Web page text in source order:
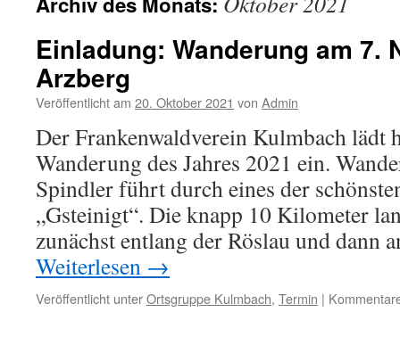
Einladung: Wanderung am 7.
Arzberg
Veröffentlicht am 20. Oktober 2021 von Admin
Der Frankenwaldverein Kulmbach lädt
Wanderung des Jahres 2021 ein.
Spindler führt durch eines der
„Gsteinigt“. Die knapp 10 Kilometer
zunächst entlang der Röslau und dann
Weiterlesen →
Veröffentlicht unterOrtsgruppe Kulmbach, Termin |